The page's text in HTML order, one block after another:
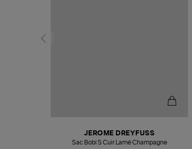
JEROME DREYFUSS
Sac Bobi S Cuir Lamé Champagne